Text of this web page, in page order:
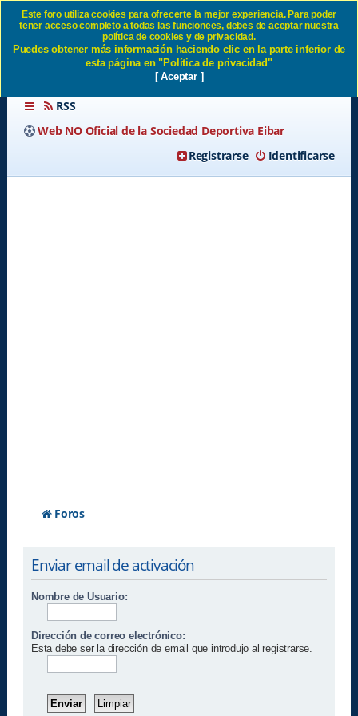
Enviar email de activación SD
Eibar
RSS
Web NO Oficial de la Sociedad Deportiva Eibar
Identificarse
Registrarse
Foros
Enviar email de activación
Nombre de Usuario:
Dirección de correo electrónico:
Esta debe ser la dirección de email que introdujo al registrarse.
Este foro utiliza cookies para ofrecerte la mejor experiencia. Para poder
tener acceso completo a todas las funcionees, debes de aceptar nuestra
política de cookies y de privacidad.
Puedes obtener más información haciendo clic en la parte inferior de
esta página en "Política de privacidad"
[ Aceptar ]